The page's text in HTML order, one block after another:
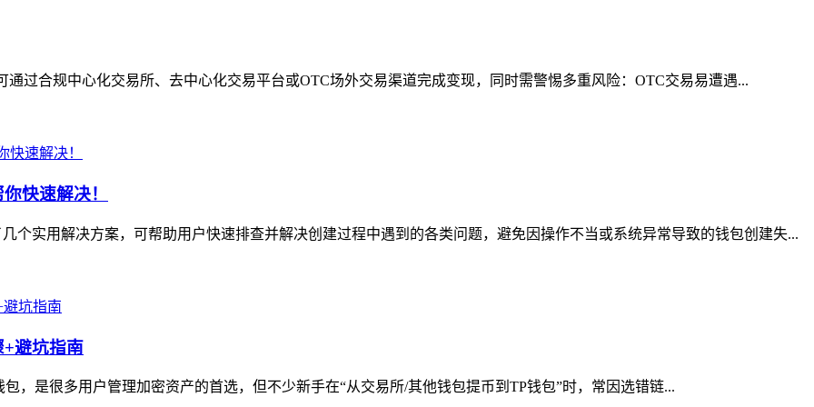
过合规中心化交易所、去中心化交易平台或OTC场外交易渠道完成变现，同时需警惕多重风险：OTC交易易遭遇...
快速解决！
个实用解决方案，可帮助用户快速排查并解决创建过程中遇到的各类问题，避免因操作不当或系统异常导致的钱包创建失...
避坑指南
，是很多用户管理加密资产的首选，但不少新手在“从交易所/其他钱包提币到TP钱包”时，常因选错链...